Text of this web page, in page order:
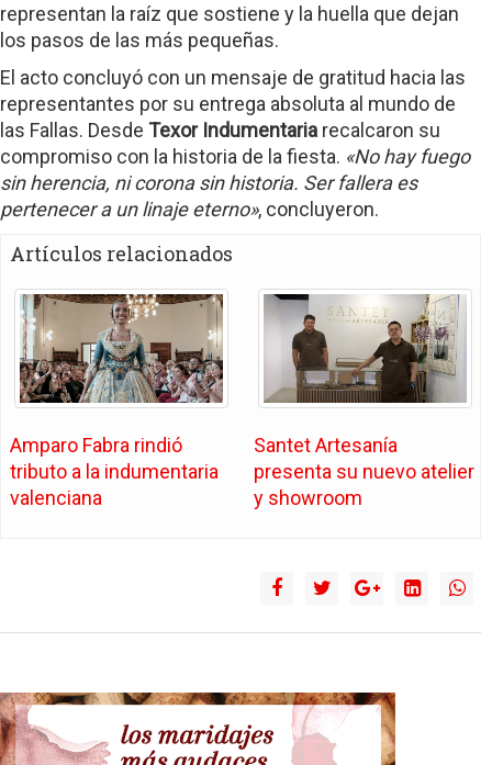
representan la raíz que sostiene y la huella que dejan
los pasos de las más pequeñas.
El acto concluyó con un mensaje de gratitud hacia las
representantes por su entrega absoluta al mundo de
las Fallas. Desde Texor Indumentaria recalcaron su
compromiso con la historia de la fiesta. «No hay fuego
sin herencia, ni corona sin historia. Ser fallera es
pertenecer a un linaje eterno», concluyeron.
Artículos relacionados
Amparo Fabra rindió
tributo a la indumentaria
valenciana
Santet Artesanía
presenta su nuevo atelier
y showroom